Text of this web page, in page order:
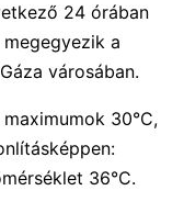
24 órában
a
városában.
30°C,
36°C.